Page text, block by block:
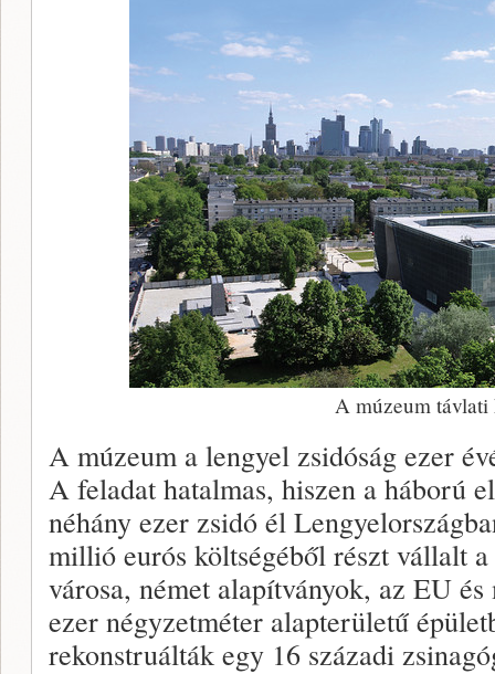
A múzeum távlati
A múzeum a lengyel zsidóság ezer
A feladat hatalmas, hiszen a háború
néhány ezer zsidó él
millió eurós költségéből részt vállalt
városa, német alapítványok, az EU
ezer négyzetméter alapterületű
rekonstruálták egy 16 századi